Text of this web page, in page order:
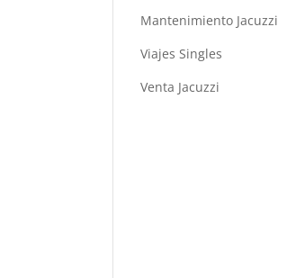
Mantenimiento Jacuzzi
Viajes Singles
Venta Jacuzzi